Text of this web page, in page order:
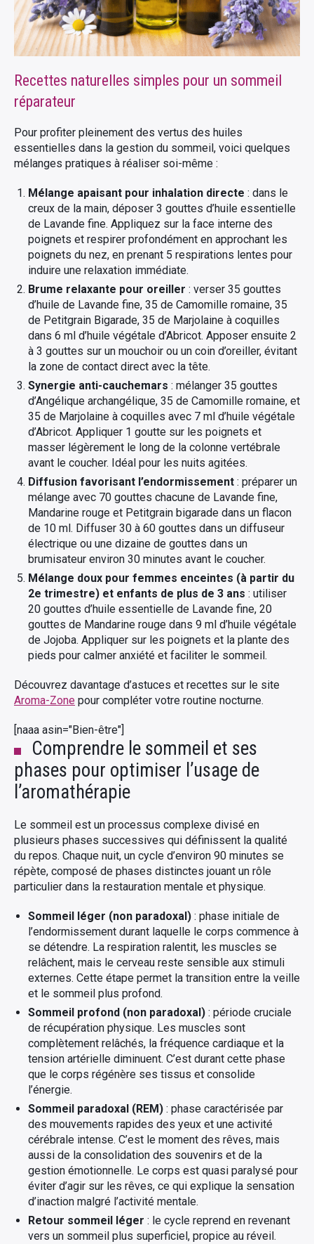
Recettes naturelles simples pour un sommeil
réparateur
Pour profiter pleinement des vertus des huiles
essentielles dans la gestion du sommeil, voici quelques
mélanges pratiques à réaliser soi-même :
Mélange apaisant pour inhalation directe : dans le
creux de la main, déposer 3 gouttes d’huile essentielle
de Lavande fine. Appliquez sur la face interne des
poignets et respirer profondément en approchant les
poignets du nez, en prenant 5 respirations lentes pour
induire une relaxation immédiate.
Brume relaxante pour oreiller : verser 35 gouttes
d’huile de Lavande fine, 35 de Camomille romaine, 35
de Petitgrain Bigarade, 35 de Marjolaine à coquilles
dans 6 ml d’huile végétale d’Abricot. Apposer ensuite 2
à 3 gouttes sur un mouchoir ou un coin d’oreiller, évitant
la zone de contact direct avec la tête.
Synergie anti-cauchemars : mélanger 35 gouttes
d’Angélique archangélique, 35 de Camomille romaine, et
35 de Marjolaine à coquilles avec 7 ml d’huile végétale
d’Abricot. Appliquer 1 goutte sur les poignets et
masser légèrement le long de la colonne vertébrale
avant le coucher. Idéal pour les nuits agitées.
Diffusion favorisant l’endormissement : préparer un
mélange avec 70 gouttes chacune de Lavande fine,
Mandarine rouge et Petitgrain bigarade dans un flacon
de 10 ml. Diffuser 30 à 60 gouttes dans un diffuseur
électrique ou une dizaine de gouttes dans un
brumisateur environ 30 minutes avant le coucher.
Mélange doux pour femmes enceintes (à partir du
2e trimestre) et enfants de plus de 3 ans : utiliser
20 gouttes d’huile essentielle de Lavande fine, 20
gouttes de Mandarine rouge dans 9 ml d’huile végétale
de Jojoba. Appliquer sur les poignets et la plante des
pieds pour calmer anxiété et faciliter le sommeil.
Découvrez davantage d’astuces et recettes sur le site
Aroma-Zone pour compléter votre routine nocturne.
[naaa asin="Bien-être"]
Comprendre le sommeil et ses
phases pour optimiser l’usage de
l’aromathérapie
Le sommeil est un processus complexe divisé en
plusieurs phases successives qui définissent la qualité
du repos. Chaque nuit, un cycle d’environ 90 minutes se
répète, composé de phases distinctes jouant un rôle
particulier dans la restauration mentale et physique.
Sommeil léger (non paradoxal) : phase initiale de
l’endormissement durant laquelle le corps commence à
se détendre. La respiration ralentit, les muscles se
relâchent, mais le cerveau reste sensible aux stimuli
externes. Cette étape permet la transition entre la veille
et le sommeil plus profond.
Sommeil profond (non paradoxal) : période cruciale
de récupération physique. Les muscles sont
complètement relâchés, la fréquence cardiaque et la
tension artérielle diminuent. C’est durant cette phase
que le corps régénère ses tissus et consolide
l’énergie.
Sommeil paradoxal (REM) : phase caractérisée par
des mouvements rapides des yeux et une activité
cérébrale intense. C’est le moment des rêves, mais
aussi de la consolidation des souvenirs et de la
gestion émotionnelle. Le corps est quasi paralysé pour
éviter d’agir sur les rêves, ce qui explique la sensation
d’inaction malgré l’activité mentale.
Retour sommeil léger : le cycle reprend en revenant
vers un sommeil plus superficiel, propice au réveil.